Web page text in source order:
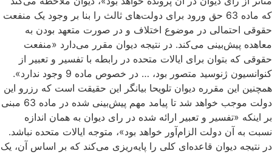
که ماده 63 حق ورود برای دولت‌های ثالث را بنا بر وجود یک منفعت
حقوقی احتمالی در موضوع اختلاف و در صورت متعهد بودن به
معاهده پیش‌بینی می‌کند. در نتیجه دیوان مقرر می‌دارد «منفعت
حقوقی که بتوان برای ایالات متحده در رابطه با تفسیر و تعبیر از
کنوانسیون ژنوسید متصور بود، … در خصوص ماده 9 وجود ندارد».
همچنین این مقرره دیوان تلویحا بیانگر این حقیقت است که رزرو این
دولت موجب خواهد شد تا پیامد مهم پیش‌بینی شده در ماده 63 مبنی
بر اینکه «تفسیر و تعبیر ارائه شده در رای دیوان به همان اندازه
نسبت به آن دولت الزام‌آور خواهد بود»، متوجه ایالات متحده نباشد.
در نتیجه دیوان قاعده‌ای کلی را پایه‌ریزی می‌کند که بر اساس آن، یک